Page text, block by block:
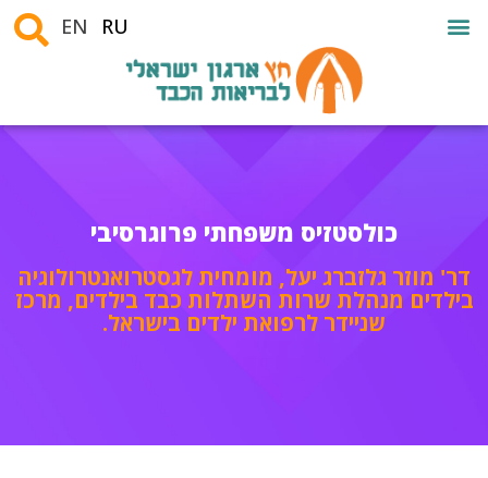
RU
EN
כולסטזיס משפחתי פרוגרסיבי
דר' מוזר גלזברג יעל, מומחית לגסטרואנטרולוגיה
בילדים מנהלת שרות השתלות כבד בילדים, מרכז
שניידר לרפואת ילדים בישראל.